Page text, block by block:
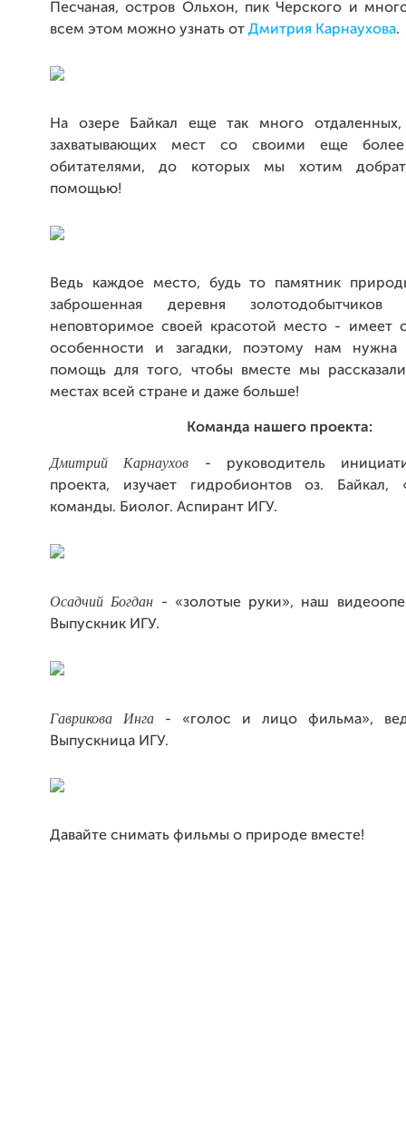
Песчаная, остров Ольхон, пик Черского и
всем этом можно узнать от Дмитрия Карнаухова.
На озере Байкал еще так много отдаленных,
захватывающих мест со своими еще более
обитателями, до которых мы хотим
помощью!
Ведь каждое место, будь то памятник
заброшенная деревня
неповторимое своей красотой место - имеет
особенности и загадки, поэтому нам
помощь для того, чтобы вместе мы
местах всей стране и даже больше!
Команда нашего проекта:
Дмитрий Карнаухов - руководитель
проекта, изучает гидробионтов оз. Байкал,
команды. Биолог. Аспирант ИГУ.
Осадчий Богдан - «золотые руки», наш
Выпускник ИГУ.
Гаврикова Инга- «голос и лицо фильма»,
Выпускница ИГУ.
Давайте снимать фильмы о природе вместе!